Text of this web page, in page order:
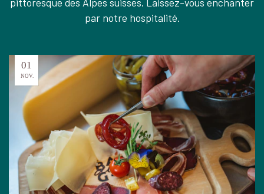
par notre hospitalité.
01
NOV.